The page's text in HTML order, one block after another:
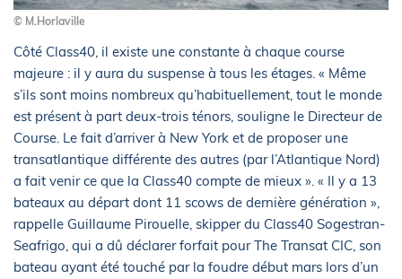
© M.Horlaville
Côté Class40, il existe une constante à chaque course
majeure : il y aura du suspense à tous les étages. « Même
s’ils sont moins nombreux qu’habituellement, tout le monde
est présent à part deux-trois ténors, souligne le Directeur de
Course. Le fait d’arriver à New York et de proposer une
transatlantique différente des autres (par l’Atlantique Nord)
a fait venir ce que la Class40 compte de mieux ». « Il y a 13
bateaux au départ dont 11 scows de dernière génération »,
rappelle Guillaume Pirouelle, skipper du Class40 Sogestran-
Seafrigo, qui a dû déclarer forfait pour The Transat CIC, son
bateau ayant été touché par la foudre début mars lors d’un